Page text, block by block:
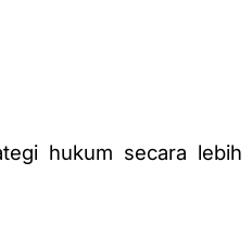
hukum secara lebih